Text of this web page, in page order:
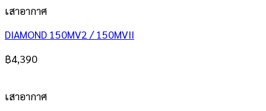
เสาอากาศ
DIAMOND 150MV2 / 150MVII
฿4,390
เสาอากาศ